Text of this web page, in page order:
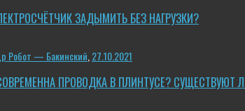
ЗАДЫМИТЬ БЕЗ НАГРУЗКИ?
Робот — Бакинский 27.10.2021
ПРОВОДКА В ПЛИНТУСЕ?